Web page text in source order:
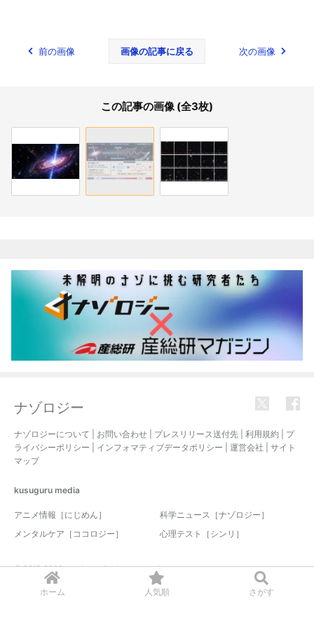
ホーム 人気順 さがす
前の画像 画像の記事に戻る 次の画像
この記事の画像 (全3枚)
ナゾロジー
ナゾロジーについて お問い合わせ プレスリリース送付先 利用規約
プ
ライバシーポリシー
インフォマティブデータポリシー 運営会社
サイト
マップ
kusuguru media
アニメ情報［にじめん］
科学ニュース［ナゾロジー］
メンタルケア［ココロジー］
心理テスト［シンリ］
© 2017-2026 nazology. all rights reserved.